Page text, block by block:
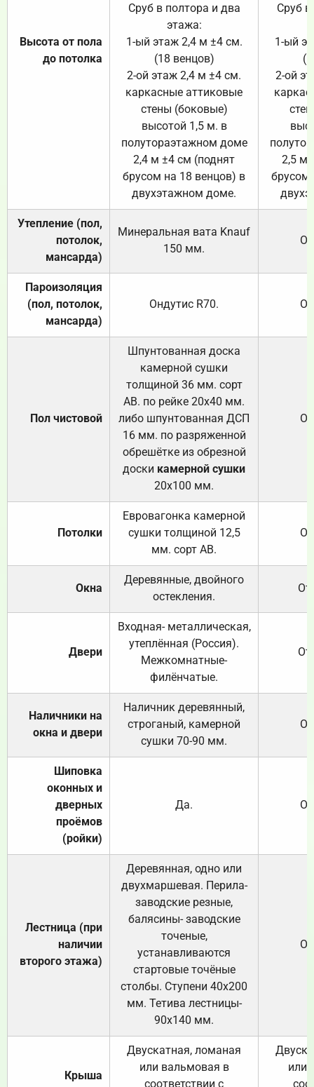
Высота от пола
до потолка
Сруб в полтора и два
этажа:
1-ый этаж 2,4 м ±4 см.
(18 венцов)
2-ой этаж 2,4 м ±4 см.
каркасные аттиковые
стены (боковые)
высотой 1,5 м. в
полутораэтажном доме
2,4 м ±4 см (поднят
брусом на 18 венцов) в
двухэтажном доме.
Сруб
1-ый
2-ой
2,5 м
брусом
Утепление (пол,
потолок,
мансарда)
Минеральная вата Knauf
150 мм.
Пароизоляция
(пол, потолок,
мансарда)
Ондутис R70.
Пол чистовой
Шпунтованная доска
камерной сушки
толщиной 36 мм. сорт
АВ. по рейке 20х40 мм.
либо шпунтованная ДСП
16 мм. по разряженной
обрешётке из обрезной
доски камерной сушки
20х100 мм.
Потолки
Евровагонка камерной
сушки толщиной 12,5
мм. сорт АВ.
Окна
Деревянные, двойного
остекления.
Двери
Входная- металлическая,
утеплённая (Россия).
Межкомнатные-
филёнчатые.
Наличники на
окна и двери
Наличник деревянный,
строганый, камерной
сушки 70-90 мм.
Шиповка
оконных и
дверных
проёмов
(ройки)
Да.
Лестница (при
наличии
второго этажа)
Деревянная, одно или
двухмаршевая. Перила-
заводские резные,
балясины- заводские
точеные,
устанавливаются
стартовые точёные
столбы. Ступени 40х200
мм. Тетива лестницы-
90х140 мм.
Крыша
Двускатная, ломаная
или вальмовая в
соответствии с
или